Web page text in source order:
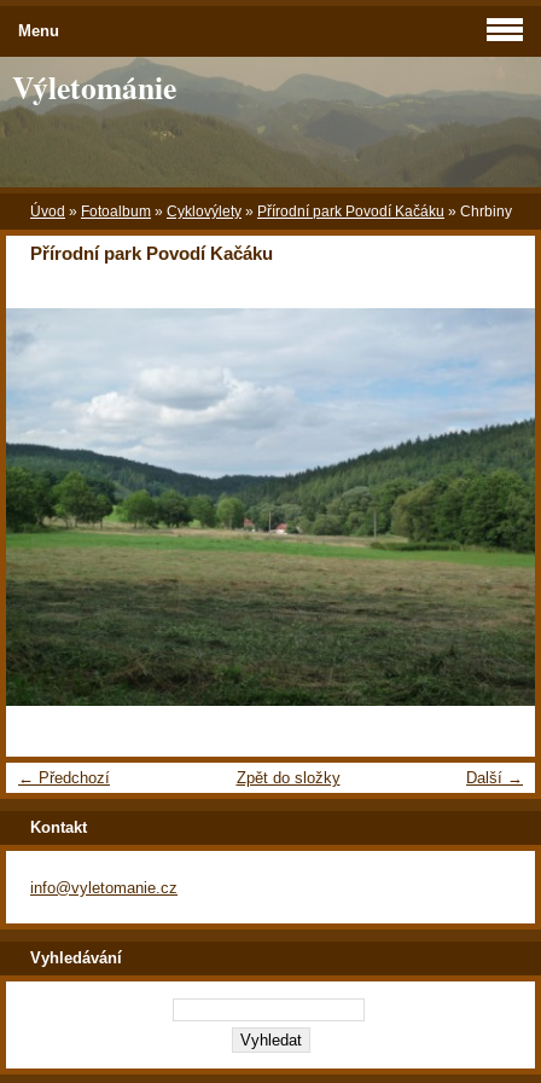
Výletománie
Úvod » Fotoalbum » Cyklovýlety » Přírodní park Povodí Kačáku » Chrbiny
Přírodní park Povodí Kačáku
← Předchozí Další →
Zpět do složky
Menu
Kontakt
info@vyletomanie.cz
Vyhledávání